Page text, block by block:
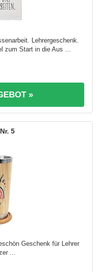
Lehrergeschenk.
zum Start in die Aus ...
»
5
Geschenk für Lehrer
...